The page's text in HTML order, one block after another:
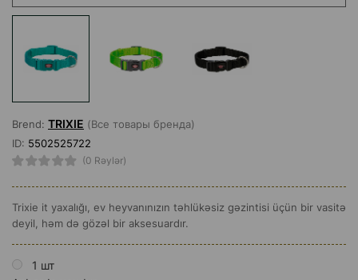
Brend: TRIXIE (Все товары бренда)
ID: 5502525722
(0 Rəylər)
Trixie it yaxalığı, ev heyvanınızın təhlükəsiz gəzintisi üçün bir vasitə
deyil, həm də gözəl bir aksesuardır.
1 шт